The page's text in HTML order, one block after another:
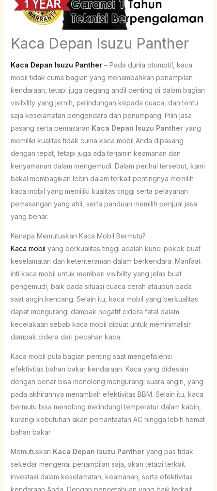
Kaca Depan Isuzu Panther
Kaca Depan Isuzu Panther– Pada dunia otomotif, kaca
mobil tidak cuma bagian yang menambahkan penampilan
kendaraan, tetapi juga pegang andil penting di dalam bagian
visibility yang jernih, pelindungan kepada cuaca, dan tentu
saja keselamatan pengendara dan penumpang. Pilih jasa
pasang serta pemasaran Kaca Depan Isuzu Pantheryang
memiliki kualitas tidak cuma kaca mobil Anda dipasang
dengan tepat, tetapi juga ada terjamin keamanan dan
kenyamanan dalam mengemudi. Dalam perihal tersebut, kami
bakal membagikan lebih dalam terkait pentingnya memilih
kaca mobil yang memiliki kualitas tinggi serta pelayanan
pemasangan yang ahli, serta panduan memilih penjual jasa
yang benar.
Kenapa Memutuskan Kaca Mobil Bermutu?
Kaca mobil yang berkualitas tinggi adalah kunci pokok buat
keselamatan dan ketenteraman dalam berkendara. Manfaat
inti kaca mobil untuk memberi visibility yang jelas buat
pengemudi, baik pada situasi cuaca cerah ataupun pada
saat angin kencang. Selain itu, kaca mobil yang berkualitas
dapat mengurangi dampak negatif cidera fatal dalam
kecelakaan sebab kaca mobil dibuat untuk meminimalisir
dampak cidera dari pecahan kaca.
Kaca mobil pula bagian penting saat mengefisiensi
efektivitas bahan bakar kendaraan. Kaca yang didesain
dengan benar bisa menolong mengurangi suara angin, yang
pada akhirannya menambah efektivitas BBM. Selain itu, kaca
bermutu bisa menolong melindungi temperatur dalam kabin,
kurangi kebutuhan akan pemanfaatan AC hingga lebih hemat
bahan bakar.
Memutuskan Kaca Depan Isuzu Pantheryang pas tidak
sekedar mengenai penampilan saja, akan tetapi terkait
investasi dalam keselamatan, keamanan, serta efektivitas
kendaraan Anda. Dengan pengetahuan yang baik terkait